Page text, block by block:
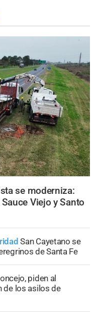
se moderniza:
Viejo y Santo
San Cayetano se
de Santa Fe
piden al
de los asilos de